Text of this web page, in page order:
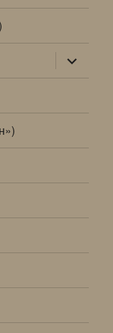
раскрыть
дочернее
меню